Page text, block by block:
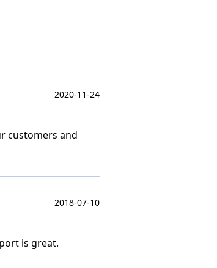
2020-11-24
customers and
2018-07-10
is great.